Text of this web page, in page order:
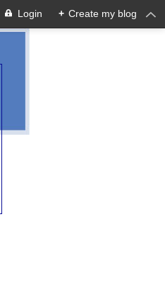
Login + Create my blog